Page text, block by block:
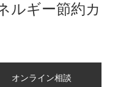
ルギー節約カ
オンライン相談